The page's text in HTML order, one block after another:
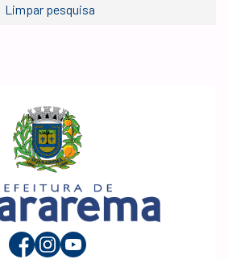
Limpar pesquisa